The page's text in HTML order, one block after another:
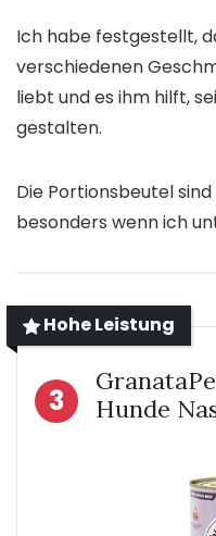
Ich habe festgestellt,
verschiedenen
liebt und es ihm hilft,
gestalten.
Die Portionsbeutel
besonders wenn ich
Hohe Leistung
3
Hunde